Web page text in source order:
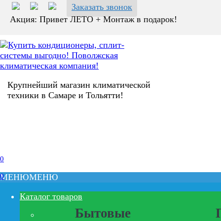
Заказать звонок
Акция: Привет ЛЕТО + Монтаж в подарок!
Крупнейший магазин климатической
техники в Самаре и Тольятти!
0
0
МЕНЮМЕНЮ
Каталог товаров
Бытовые